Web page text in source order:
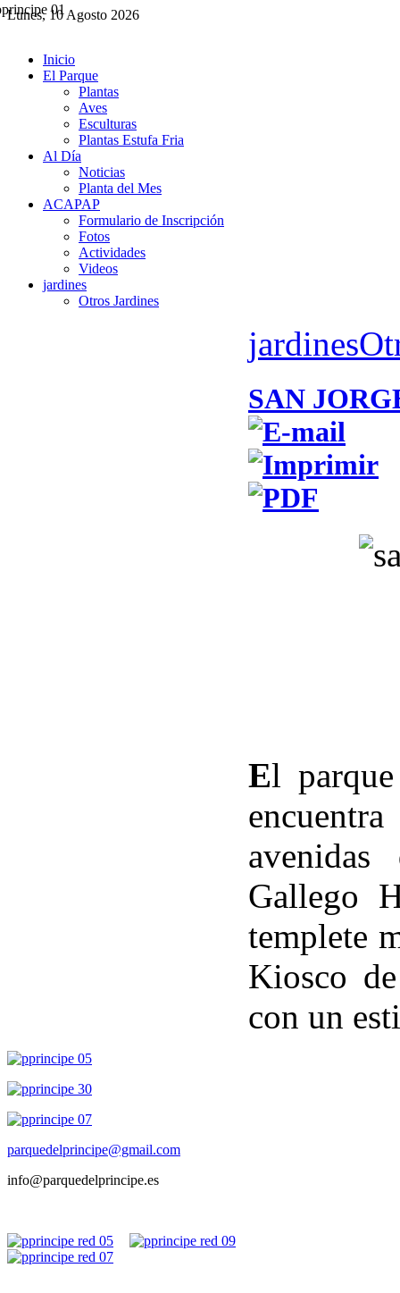
Lunes, 10 Agosto 2026
Inicio
El Parque
Plantas
Aves
Esculturas
Plantas Estufa Fria
Al Día
Noticias
Planta del Mes
ACAPAP
Formulario de Inscripción
Fotos
Actividades
Videos
jardines
Otros Jardines
jardines
SAN
El
Gallego
templete
Kiosco
con un
parquedelprincipe@gmail.com
info@parquedelprincipe.es